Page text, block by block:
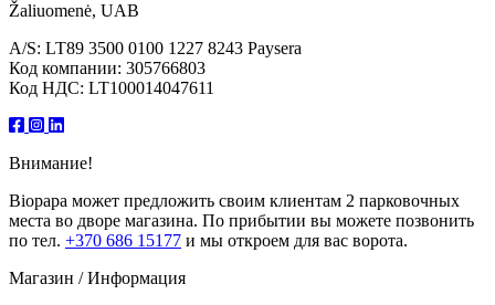
Žaliuomenė, UAB
A/S: LT89 3500 0100 1227 8243 Paysera
Код компании: 305766803
Код НДС: LT100014047611
Внимание!
Biopapa может предложить своим клиентам 2 парковочных
места во дворе магазина. По прибытии вы можете позвонить
по тел. +370 686 15177 и мы откроем для вас ворота.
Магазин / Информация